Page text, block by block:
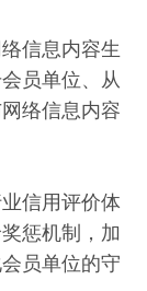
信息内容生
员单位、从
络信息内容
信用评价体
惩机制，加
员单位的守